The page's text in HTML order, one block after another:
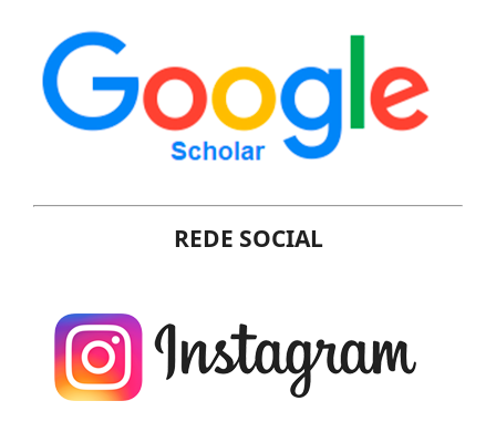
REDE SOCIAL